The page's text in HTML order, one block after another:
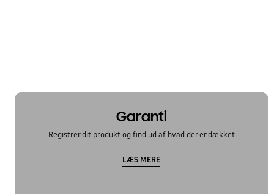
Garanti
Registrer dit produkt og find ud af hvad der er dækket
LÆS MERE